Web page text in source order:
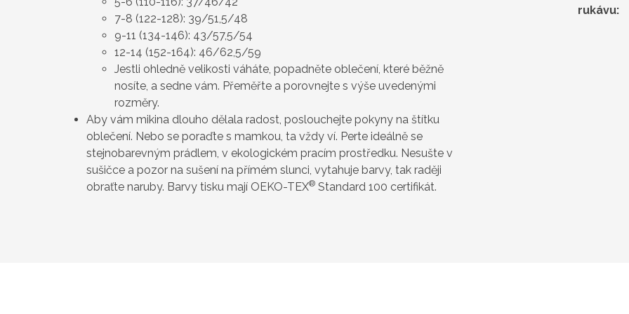
7-8 (122-128): 39/51,5/48
9-11 (134-146): 43/57,5/54
12-14 (152-164): 46/62,5/59
Jestli ohledně velikosti váháte, popadněte oblečení, které běžně
nosíte, a sedne vám. Přeměřte a porovnejte s výše uvedenými
rozměry.
Aby vám mikina dlouho dělala radost, poslouchejte pokyny na štítku
oblečení. Nebo se poraďte s mamkou, ta vždy ví. Perte ideálně se
stejnobarevným prádlem, v ekologickém pracím prostředku. Nesušte v
sušičce a pozor na sušení na přímém slunci, vytahuje barvy, tak raději
obraťte naruby. Barvy tisku mají OEKO-TEX® Standard 100 certifikát.
rukávu: